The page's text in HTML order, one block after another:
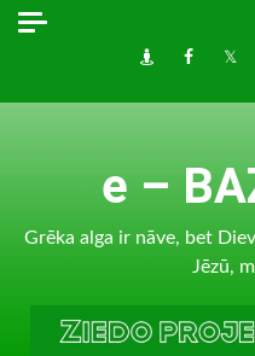
Skip
Draugiem
e –
Grēka alga ir nāve, bet
Jēzū,